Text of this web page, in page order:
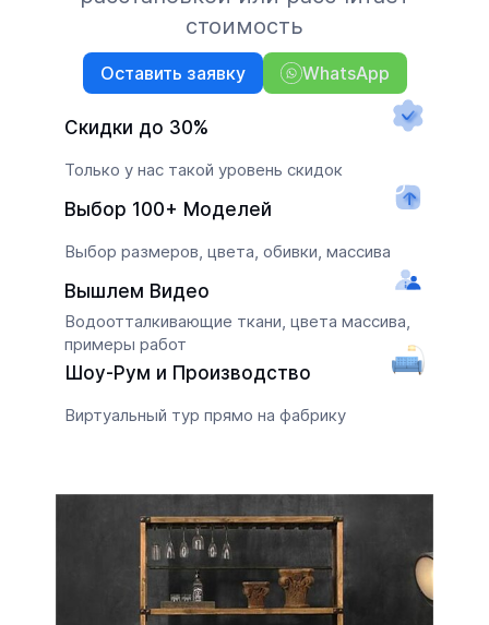
стоимость
Оставить заявку WhatsApp
Скидки до 30%
Только у нас такой уровень скидок
Выбор 100+ Моделей
Выбор размеров, цвета, обивки, массива
Вышлем Видео
Водоотталкивающие ткани, цвета массива,
примеры работ
Шоу-Рум и Производство
Виртуальный тур прямо на фабрику